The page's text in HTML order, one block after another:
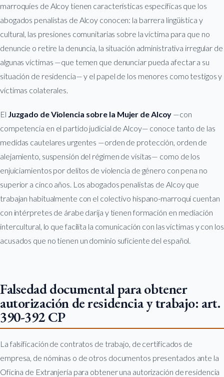
marroquíes de Alcoy tienen características específicas que los
abogados penalistas de Alcoy conocen: la barrera lingüística y
cultural, las presiones comunitarias sobre la víctima para que no
denuncie o retire la denuncia, la situación administrativa irregular de
algunas víctimas —que temen que denunciar pueda afectar a su
situación de residencia— y el papel de los menores como testigos y
víctimas colaterales.
El Juzgado de Violencia sobre la Mujer de Alcoy —con
competencia en el partido judicial de Alcoy— conoce tanto de las
medidas cautelares urgentes —orden de protección, orden de
alejamiento, suspensión del régimen de visitas— como de los
enjuiciamientos por delitos de violencia de género con pena no
superior a cinco años. Los abogados penalistas de Alcoy que
trabajan habitualmente con el colectivo hispano-marroquí cuentan
con intérpretes de árabe darija y tienen formación en mediación
intercultural, lo que facilita la comunicación con las víctimas y con los
acusados que no tienen un dominio suficiente del español.
Falsedad documental para obtener
autorización de residencia y trabajo: art.
390-392 CP
La falsificación de contratos de trabajo, de certificados de
empresa, de nóminas o de otros documentos presentados ante la
Oficina de Extranjería para obtener una autorización de residencia